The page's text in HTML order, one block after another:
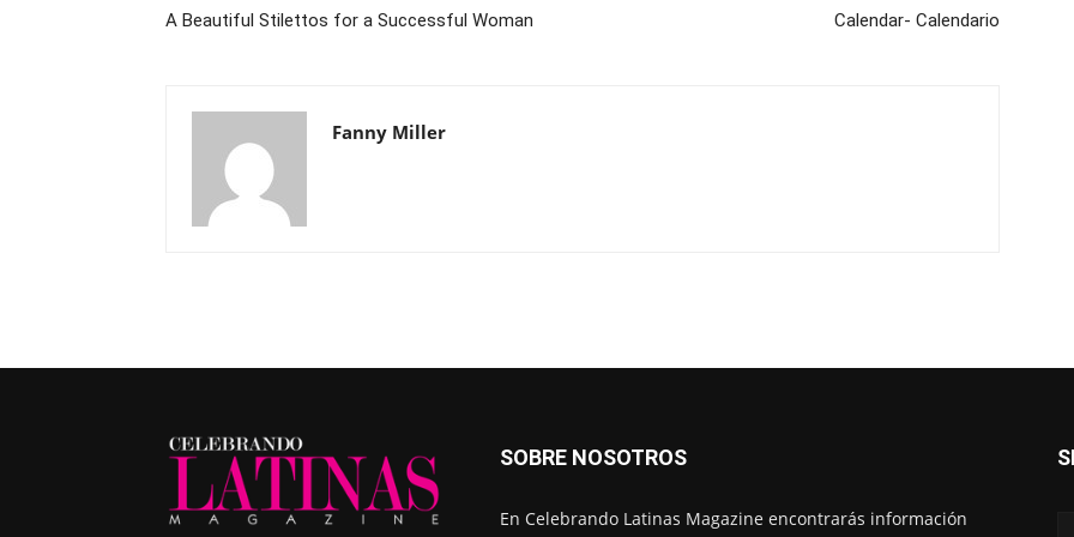
A Beautiful Stilettos for a Successful Woman Calendar- Calendario
Fanny Miller
SOBRE NOSOTROS
En Celebrando Latinas Magazine encontrarás información